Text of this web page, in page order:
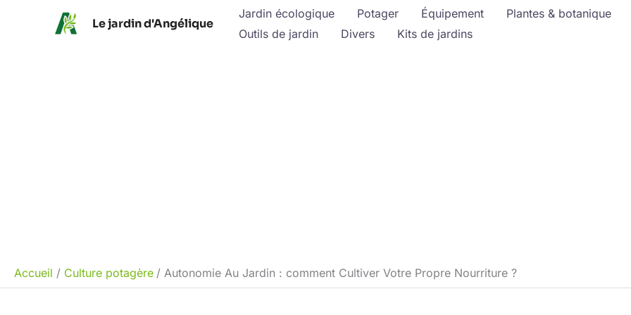
Le jardin d'Angélique
Jardin écologique Potager Équipement Plantes & botanique
Outils de jardin
Divers Kits de jardins
Accueil Culture potagère Autonomie Au Jardin : comment Cultiver Votre Propre Nourriture ?